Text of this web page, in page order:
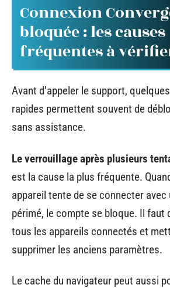
Connexion
bloquée : les causes
fréquentes à
Avant d’appeler le support,
rapides permettent souvent de
sans assistance.
Le verrouillage après plusieurs
est la cause la plus fréquente.
appareil tente de se connecter
périmé, le compte se bloque. Il faut
tous les appareils connectés et
supprimer les anciens paramètres.
Le cache du navigateur peut aussi